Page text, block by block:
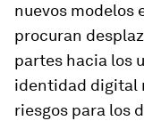
nuevos modelos
procuran
partes hacia los
identidad digital
riesgos para los